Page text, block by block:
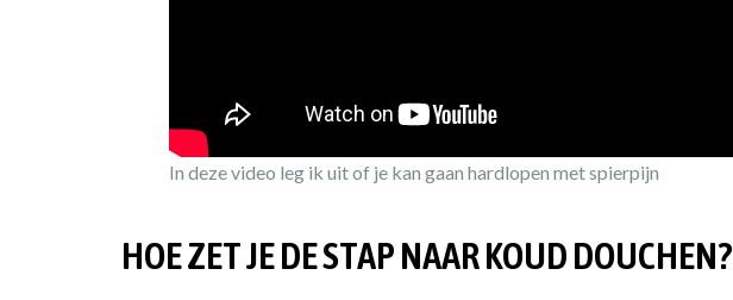
In deze video leg ik uit of je kan gaan hardlopen met spierpijn
HOE ZET JE DE STAP NAAR KOUD DOUCHEN?